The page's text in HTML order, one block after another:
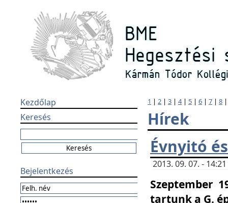
Kezdőlap
Keresés
Bejelentkezés
1 | 2 | 3 | 4| 5 | 6 | 7 | 8
Hírek
Évnyitó
2013. 09. 07. -
Szeptember
tartunk a G.